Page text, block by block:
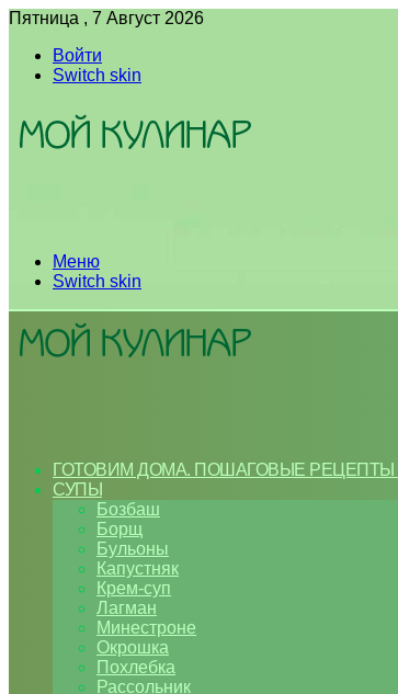
Пятница , 7 Август 2026
Войти
Switch skin
Меню
Switch skin
ГОТОВИМ ДОМА. ПОШАГОВЫЕ РЕЦЕПТЫ
СУПЫ
Бозбаш
Борщ
Бульоны
Капустняк
Крем-суп
Лагман
Минестроне
Окрошка
Похлебка
Рассольник